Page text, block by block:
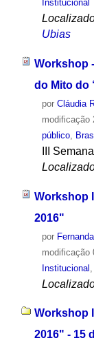
Institucional
Ubias
Workshop
do Mito do
por Cláudia
modificação
público,
III
Workshop
2016"
por
modificação
Institucional
Workshop
2016" - 15